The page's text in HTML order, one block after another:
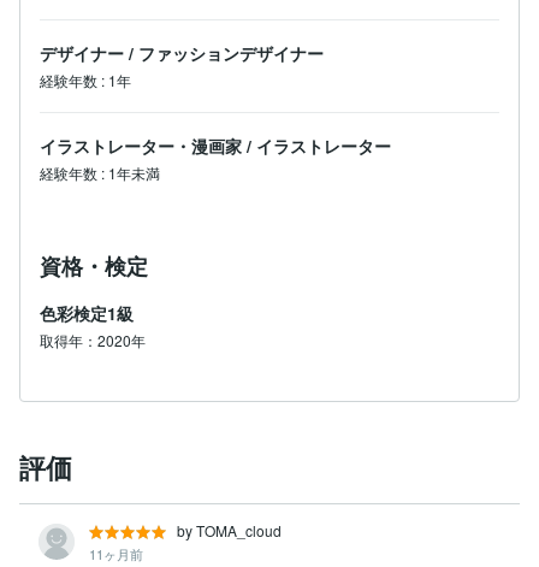
デザイナー / ファッションデザイナー
経験年数 : 1年
イラストレーター・漫画家 / イラストレーター
経験年数 : 1年未満
資格・検定
色彩検定1級
取得年：2020年
評価
by TOMA_cloud
11ヶ月前